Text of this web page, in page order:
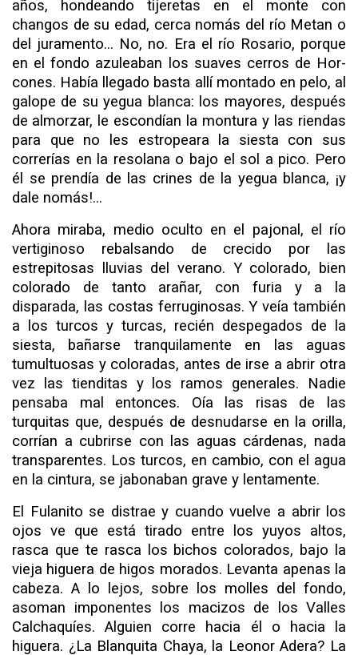
años, hondeando tijeretas en el monte con
changos de su edad, cerca nomás del río Metan o
del juramento... No, no. Era el río Ro­sario, porque
en el fondo azuleaban los suaves cerros de Hor­
cones. Había llegado basta allí montado en pelo, al
galope de su yegua blanca: los mayores, después
de almorzar, le escon­dían la montura y las riendas
para que no les estropeara la siesta con sus
correrías en la resolana o bajo el sol a pico. Pero
él se prendía de las crines de la yegua blanca, ¡y
dale nomás!...
Ahora miraba, medio oculto en el pajonal, el río
vertigi­noso rebalsando de crecido por las
estrepitosas lluvias del ve­rano. Y colorado, bien
colorado de tanto arañar, con furia y a la
disparada, las costas ferruginosas. Y veía también
a los turcos y turcas, recién despegados de la
siesta, bañarse tran­quilamente en las aguas
tumultuosas y coloradas, antes de irse a abrir otra
vez las tienditas y los ramos generales. Nadie
pensaba mal entonces. Oía las risas de las
turquitas que, des­pués de desnudarse en la orilla,
corrían a cubrirse con las aguas cárdenas, nada
transparentes. Los turcos, en cambio, con el agua
en la cintura, se jabonaban grave y lentamente.
El Fulanito se distraey cuando vuelve a abrir los
ojos ve que está tirado entre los yuyos altos,
rasca que te rasca los bi­chos colorados, bajo la
vieja higuera de higos morados. Le­vanta apenas la
cabeza. A lo lejos, sobre los molles del fondo,
asoman imponentes los macizos de los Valles
Calchaquíes. Alguien corre hacia él o hacia la
higuera. ¿La Blanquita Chaya, la Leonor Adera? La